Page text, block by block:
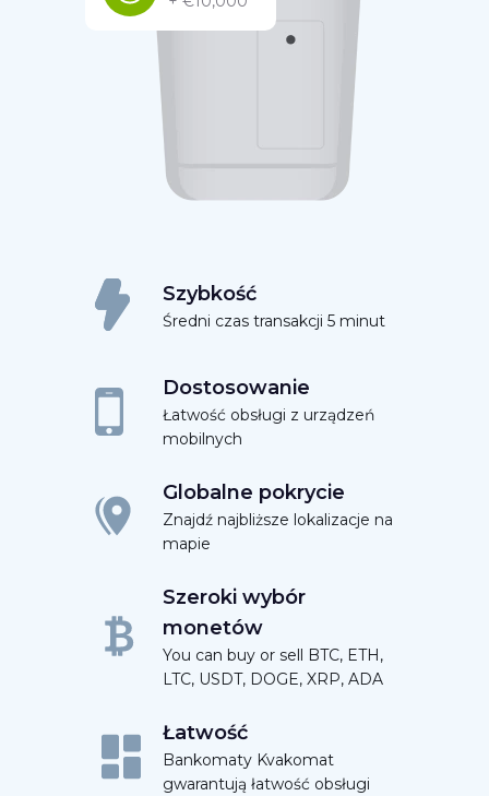
Szybkość
Średni czas transakcji 5 minut
Dostosowanie
Łatwość obsługi z urządzeń
mobilnych
Globalne pokrycie
Znajdź najbliższe lokalizacje na
mapie
Szeroki wybór
monetów
You can buy or sell BTC, ETH,
LTC, USDT, DOGE, XRP, ADA
Łatwość
Bankomaty Kvakomat
gwarantują łatwość obsługi